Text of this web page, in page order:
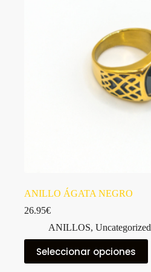
ANILLO ÁGATA NEGRO
26.95€
ANILLOS, Uncategorized
Seleccionar opciones
Este
producto
tiene